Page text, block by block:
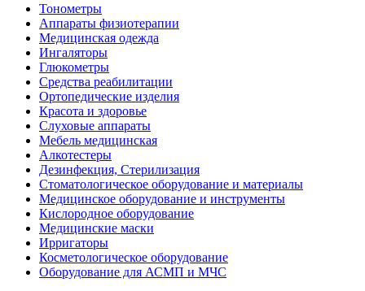
Тонометры
Аппараты физиотерапии
Медицинская одежда
Ингаляторы
Глюкометры
Средства реабилитации
Ортопедические изделия
Красота и здоровье
Слуховые аппараты
Мебель медицинская
Алкотестеры
Дезинфекция, Стерилизация
Стоматологическое оборудование и материалы
Медицинское оборудование и инструменты
Кислородное оборудование
Медицинские маски
Ирригаторы
Косметологическое оборудование
Оборудование для АСМП и МЧС